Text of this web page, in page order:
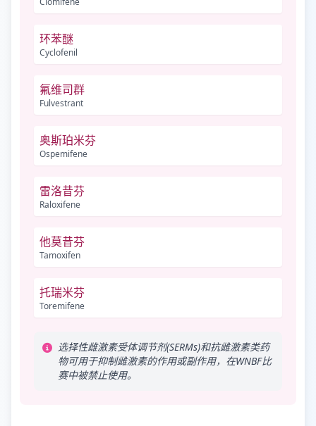
环苯醚
Cyclofenil
氟维司群
Fulvestrant
奥斯珀米芬
Ospemifene
雷洛昔芬
Raloxifene
他莫昔芬
Tamoxifen
托瑞米芬
Toremifene
选择性雌激素受体调节剂(SERMs)和抗雌激素类药
物可用于抑制雌激素的作用或副作用，在WNBF比
赛中被禁止使用。